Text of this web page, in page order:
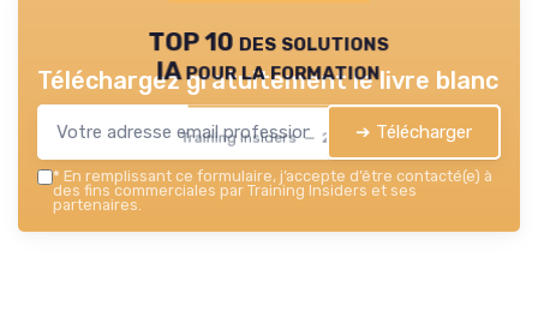
TOP 10 des solutions
IA pour la formation
Training Insiders — 2026
Téléchargez gratuitement le livre blanc
➔ Télécharger
* En remplissant ce formulaire, j’accepte d’être contacté(e) à
des fins commerciales par Training Insiders et ses
partenaires.